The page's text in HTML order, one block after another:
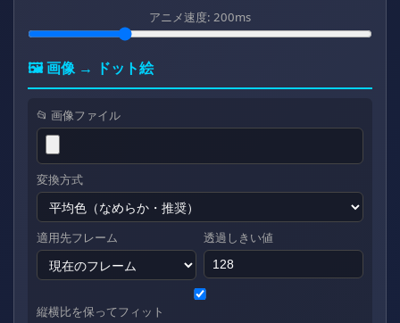
アニメ速度: 200ms
🖼️ 画像 → ドット絵
📂 画像ファイル
変換方式
適用先フレーム 透過しきい値
縦横比を保ってフィット